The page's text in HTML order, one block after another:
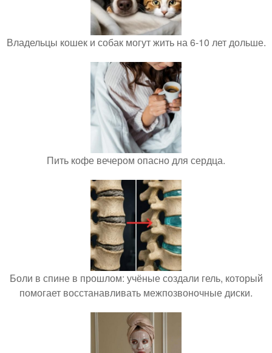
Владельцы кошек и собак могут жить на 6-10 лет дольше.
Пить кофе вечером опасно для сердца.
Боли в спине в прошлом: учёные создали гель, который
помогает восстанавливать межпозвоночные диски.